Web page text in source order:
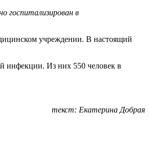
госпитализирован в
учреждении. В настоящий
инфекции. Из них 550 человек в
текст: Екатерина Добрая